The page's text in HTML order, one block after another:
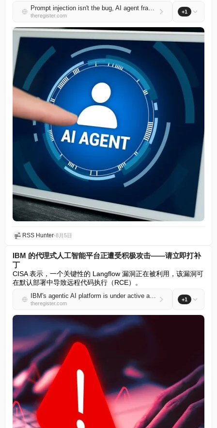
Prompt injection isn't the bug, AI agent frameworks are
theregister.com
+1
RSS Hunter•8月5日
IBM 的代理式人工智能平台正遭受积极攻击——请立即打补
丁
CISA 表示，一个关键性的 Langflow 漏洞正在被利用，该漏洞可
在默认部署中导致远程代码执行（RCE）。
IBM's agentic AI platform is under active attack - patch now
theregister.com
+1